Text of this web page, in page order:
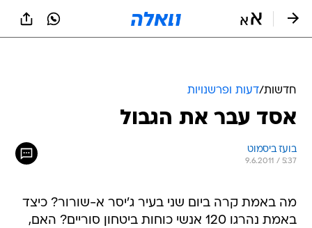
חדשות/דעות ופרשנויות
אסד עבר את הגבול
בועז ביסמוט
9.6.2011 / 5:37
מה באמת קרה ביום שני בעיר ג'יסר א-שורור? כיצד
באמת נהרגו 120 אנשי כוחות ביטחון סוריים? האם,